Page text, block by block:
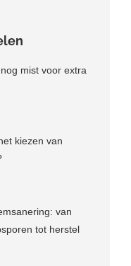
mist voor extra
kiezen van
van
tot herstel